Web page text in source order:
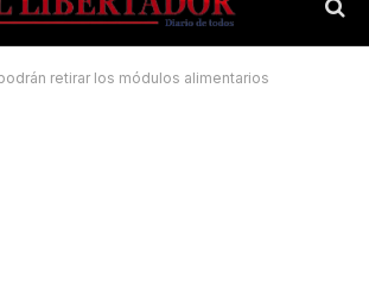
retirar los módulos alimentarios